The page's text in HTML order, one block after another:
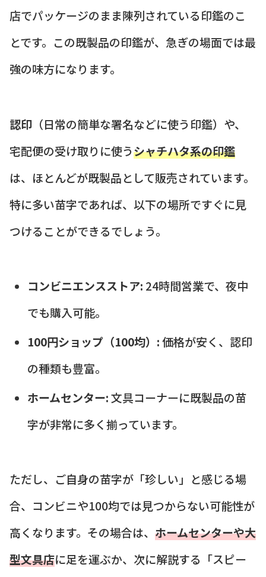
店でパッケージのまま陳列されている印鑑のこ
とです。この既製品の印鑑が、急ぎの場面では最
強の味方になります。
認印 （日常の簡単な署名などに使う印鑑）や、
宅配便の受け取りに使うシャチハタ系の印鑑
は、ほとんどが既製品として販売されています。
特に多い苗字であれば、以下の場所ですぐに見
つけることができるでしょう。
コンビニエンスストア: 24時間営業で、夜中
でも購入可能。
100円ショップ（100均）:価格が安く、認印
の種類も豊富。
ホームセンター:文具コーナーに既製品の苗
字が非常に多く揃っています。
ただし、ご自身の苗字が「珍しい」と感じる場
合、コンビニや100均では見つからない可能性が
高くなります。その場合は、 ホームセンターや大
型文具店に足を運ぶか、次に解説する「スピー